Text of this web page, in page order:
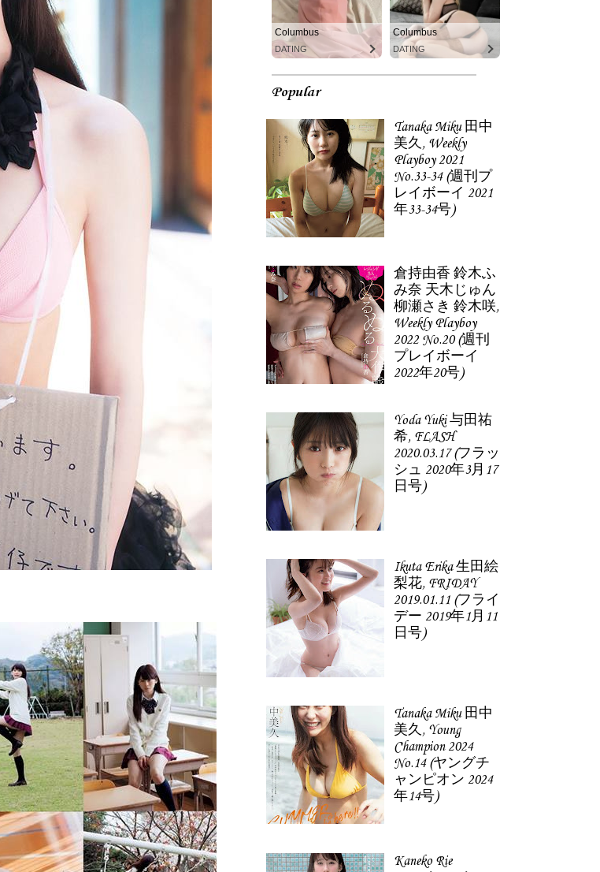
Columbus
DATING
Columbus
DATING
Popular
Tanaka Miku 田中
美久, Weekly
Playboy 2021
No.33-34 (週刊プ
レイボーイ 2021
年33-34号)
倉持由香 鈴木ふ
み奈 天木じゅん
柳瀬さき 鈴木咲,
Weekly Playboy
2022 No.20 (週刊
プレイボーイ
2022年20号)
Yoda Yuki 与田祐
希, FLASH
2020.03.17 (フラッ
シュ 2020年3月17
日号)
Ikuta Erika 生田絵
梨花, FRIDAY
2019.01.11 (フライ
デー 2019年1月11
日号)
Tanaka Miku 田中
美久, Young
Champion 2024
No.14 (ヤングチ
ャンピオン 2024
年14号)
Kaneko Rie